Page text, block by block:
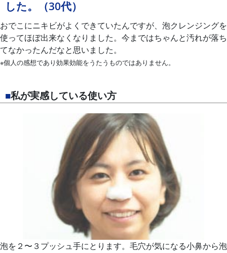
した。（30代）
おでこにニキビがよくできていたんですが、泡クレンジングを
使ってほぼ出来なくなりました。今まではちゃんと汚れが落ち
てなかったんだなと思いました。
※個人の感想であり効果効能をうたうものではありません。
■私が実感している使い方
泡を２〜３プッシュ手にとります。毛穴が気になる小鼻から泡